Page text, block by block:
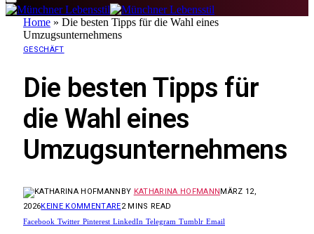
Home » Die besten Tipps für die Wahl eines
Umzugsunternehmens
GESCHÄFT
Die besten Tipps für
die Wahl eines
Umzugsunternehmens
BY KATHARINA HOFMANNMÄRZ 12,
2026KEINE KOMMENTARE2 MINS READ
Facebook Twitter Pinterest LinkedIn Telegram Tumblr Email